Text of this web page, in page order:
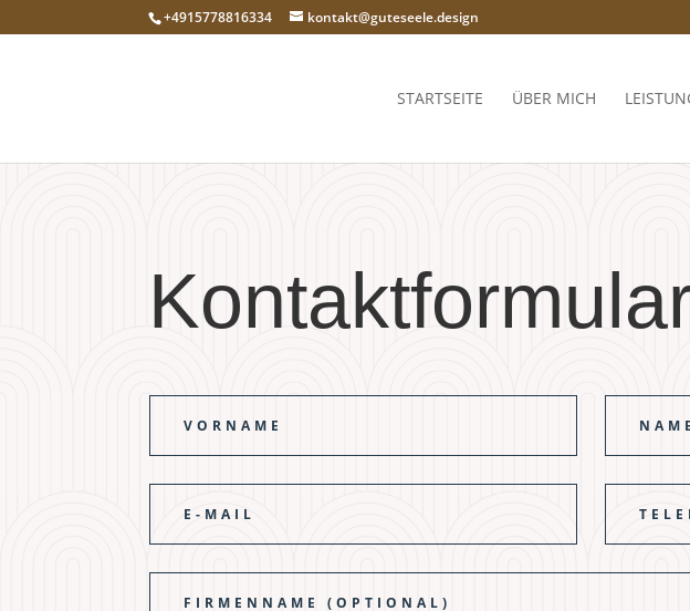
+4915778816334 kontakt@guteseele.design
STARTSEITE ÜBER MICH